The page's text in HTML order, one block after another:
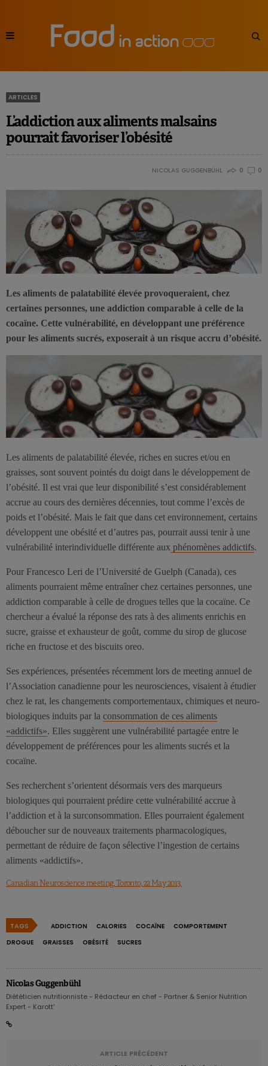
ARTICLES
L’addiction aux aliments malsains
pourrait favoriser l’obésité
NICOLAS GUGGENBÜHL 0 0
Les aliments de palatabilité élevée provoqueraient, chez
certaines personnes, une addiction comparable à celle de la
cocaïne. Cette vulnérabilité, en développant une préférence
pour les aliments sucrés, exposerait à un risque accru d’obésité.
Les aliments de palatabilité élevée, riches en sucres et/ou en
graisses, sont souvent pointés du doigt dans le développement de
l’obésité. Il est vrai que leur disponibilité s’est considérablement
accrue au cours des dernières décennies, tout comme l’excès de
poids et l’obésité. Mais le fait que dans cet environnement, certains
développent une obésité et d’autres pas, pourrait aussi tenir à une
vulnérabilité interindividuelle différente aux phénomènes addictifs.
Pour Francesco Leri de l’Université de Guelph (Canada), ces
aliments pourraient même entraîner chez certaines personnes, une
addiction comparable à celle de drogues telles que la cocaïne. Ce
chercheur a évalué la réponse des rats à des aliments enrichis en
sucre, graisse et exhausteur de goût, comme du sirop de glucose
riche en fructose et des biscuits oreo.
Ses expériences, présentées récemment lors de meeting annuel de
l’Association canadienne pour les neurosciences, visaient à étudier
chez le rat, les changements comportementaux, chimiques et neuro-
biologiques induits par la consommation de ces aliments
«addictifs». Elles suggèrent une vulnérabilité partagée entre le
développement de préférences pour les aliments sucrés et la
cocaïne.
Ses recherchent s’orientent désormais vers des marqueurs
biologiques qui pourraient prédire cette vulnérabilité accrue à
l’addiction et à la surconsommation. Elles pourraient également
déboucher sur de nouveaux traitements pharmacologiques,
permettant de réduire de façon sélective l’ingestion de certains
aliments «addictifs».
Canadian Neuroscience meeting, Toronto, 22 May 2013.
TAGS ADDICTION CALORIES COCAÏNE
COMPORTEMENT
DROGUE
GRAISSES OBÉSITÉ SUCRES
Nicolas Guggenbühl
Diététicien nutritionniste - Rédacteur en chef - Partner & Senior Nutrition
Expert - Karott'
ARTICLE PRÉCÉDENT